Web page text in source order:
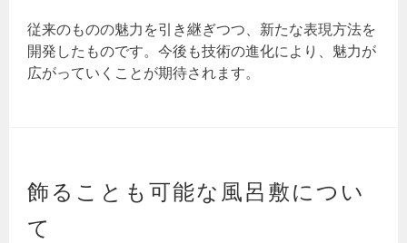
従来のものの魅力を引き継ぎつつ、新たな表現方法を
開発したものです。今後も技術の進化により、魅力が
広がっていくことが期待されます。
飾ることも可能な風呂敷につい
て